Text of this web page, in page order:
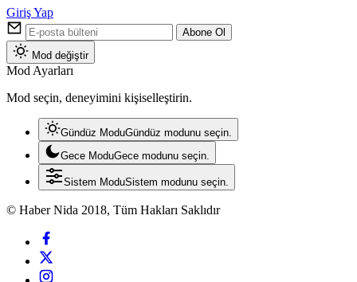
Giriş Yap
Abone Ol
Mod değiştir
Mod Ayarları
Mod seçin, deneyimini kişiselleştirin.
Gündüz ModuGündüz modunu seçin.
Gece ModuGece modunu seçin.
Sistem ModuSistem modunu seçin.
© Haber Nida 2018, Tüm Hakları Saklıdır